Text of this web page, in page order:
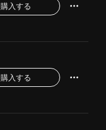
購入する
購入する